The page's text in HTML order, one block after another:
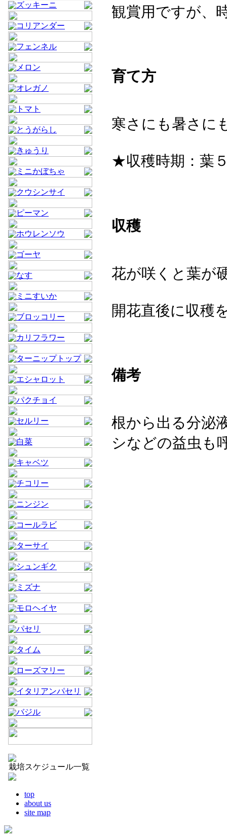
ズッキーニ
コリアンダー
フェンネル
メロン
オレガノ
トマト
とうがらし
きゅうり
ミニかぼちゃ
クウシンサイ
ピーマン
ホウレンソウ
ゴーヤ
なす
ミニすいか
ブロッコリー
カリフラワー
ターニップトップ
エシャロット
パクチョイ
セルリー
白菜
キャベツ
チコリー
ニンジン
コールラビ
ターサイ
シュンギク
ミズナ
モロヘイヤ
パセリ
タイム
ローズマリー
イタリアンパセリ
バジル
栽培スケジュール一覧
観賞用ですが、
育て方
寒さにも暑さに
★収穫時期：葉
収穫
花が咲くと葉が
開花直後に収穫
備考
根から出る分泌
シなどの益虫も
top
about us
site map